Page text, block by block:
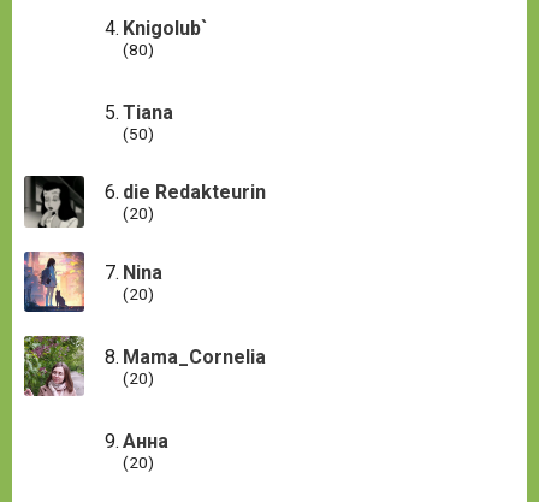
Knigolub`
(80)
Tiana
(50)
die Redakteurin
(20)
Nina
(20)
Mama_Cornelia
(20)
Анна
(20)